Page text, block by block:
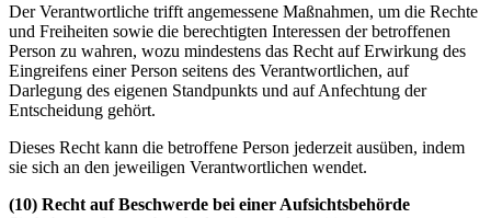
Der Verantwortliche trifft angemessene Maßnahmen, um die Rechte
und Freiheiten sowie die berechtigten Interessen der betroffenen
Person zu wahren, wozu mindestens das Recht auf Erwirkung des
Eingreifens einer Person seitens des Verantwortlichen, auf
Darlegung des eigenen Standpunkts und auf Anfechtung der
Entscheidung gehört.
Dieses Recht kann die betroffene Person jederzeit ausüben, indem
sie sich an den jeweiligen Verantwortlichen wendet.
(10) Recht auf Beschwerde bei einer Aufsichtsbehörde